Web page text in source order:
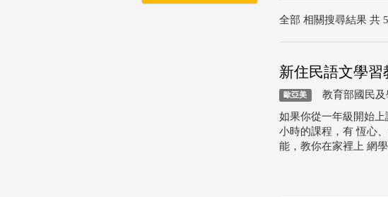
全部 相關搜尋結果 共
新住民語文學習
歐亞美 教育部國民及
如果你從一年級開始
小時的課程，有 恆心
能，教你在家裡上 網